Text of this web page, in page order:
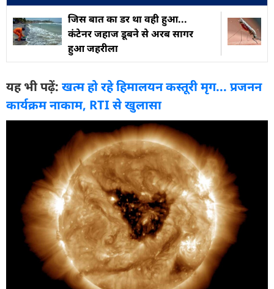
जिस बात का डर था वही हुआ...
कंटेनर जहाज डूबने से अरब सागर
हुआ जहरीला
यह भी पढ़ें: खत्म हो रहे हिमालयन कस्तूरी मृग... प्रजनन
कार्यक्रम नाकाम, RTI से खुलासा